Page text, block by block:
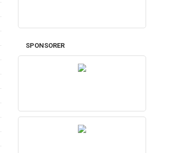
SPONSORER